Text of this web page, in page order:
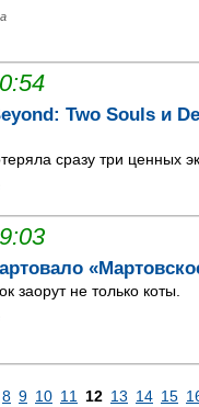
Two Souls и
сразу три ценных
заорут не только коты.
8 9 10 11 12 13 14 15